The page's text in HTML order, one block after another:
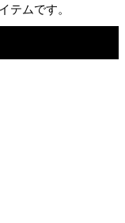
テムです。